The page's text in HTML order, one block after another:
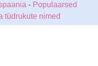
- Populaarsed
tüdrukute nimed